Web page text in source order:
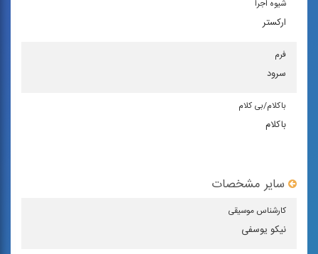
شیوه اجرا
اركستر
فرم
سرود
باكلام/بی كلام
باکلام
سایر مشخصات
كارشناس موسیقی
نیکو یوسفی